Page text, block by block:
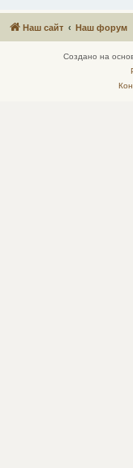
Наш сайт Наш форум
Создано на